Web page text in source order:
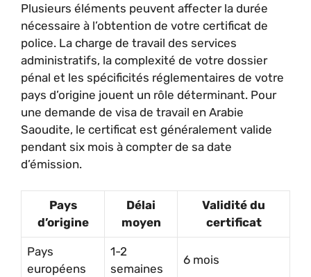
Plusieurs éléments peuvent affecter la durée
nécessaire à l’obtention de votre certificat de
police. La charge de travail des services
administratifs, la complexité de votre dossier
pénal et les spécificités réglementaires de votre
pays d’origine jouent un rôle déterminant. Pour
une demande de visa de travail en Arabie
Saoudite, le certificat est généralement valide
pendant six mois à compter de sa date
d’émission.
Pays
d’origine
Délai
moyen
Validité du
certificat
Pays
européens
1-2
semaines
6 mois